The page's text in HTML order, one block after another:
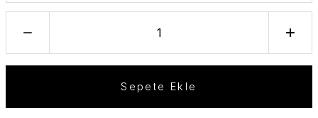
Sepete Ekle